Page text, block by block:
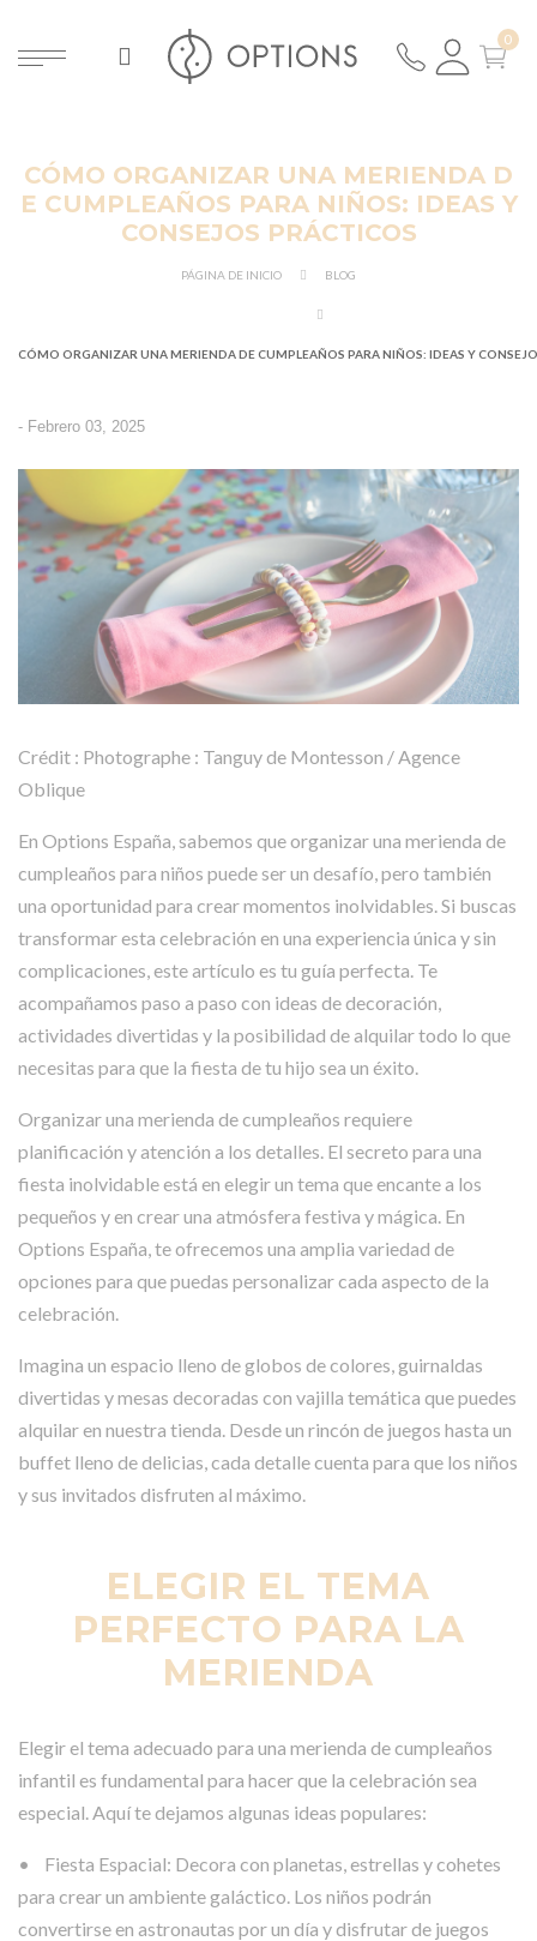
CÓMO ORGANIZAR UNA MERIENDA D
E CUMPLEAÑOS PARA NIÑOS: IDEAS Y
CONSEJOS PRÁCTICOS
PÁGINA DE INICIO BLOG
CÓMO ORGANIZAR UNA MERIENDA DE CUMPLEAÑOS PARA NIÑOS: IDEAS Y
- Febrero 03, 2025
Crédit : Photographe : Tanguy de Montesson / Agence
Oblique
En Options España, sabemos que organizar una merienda de
cumpleaños para niños puede ser un desafío, pero también
una oportunidad para crear momentos inolvidables. Si buscas
transformar esta celebración en una experiencia única y sin
complicaciones, este artículo es tu guía perfecta. Te
acompañamos paso a paso con ideas de decoración,
actividades divertidas y la posibilidad de alquilar todo lo que
necesitas para que la fiesta de tu hijo sea un éxito.
Organizar una merienda de cumpleaños requiere
planificación y atención a los detalles. El secreto para una
fiesta inolvidable está en elegir un tema que encante a los
pequeños y en crear una atmósfera festiva y mágica. En
Options España, te ofrecemos una amplia variedad de
opciones para que puedas personalizar cada aspecto de la
celebración.
Imagina un espacio lleno de globos de colores, guirnaldas
divertidas y mesas decoradas con vajilla temática que puedes
alquilar en nuestra tienda. Desde un rincón de juegos hasta un
buffet lleno de delicias, cada detalle cuenta para que los niños
y sus invitados disfruten al máximo.
ELEGIR EL TEMA
PERFECTO PARA LA
MERIENDA
Elegir el tema adecuado para una merienda de cumpleaños
infantil es fundamental para hacer que la celebración sea
especial. Aquí te dejamos algunas ideas populares:
• Fiesta Espacial: Decora con planetas, estrellas y cohetes
para crear un ambiente galáctico. Los niños podrán
convertirse en astronautas por un día y disfrutar de juegos